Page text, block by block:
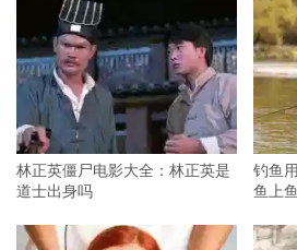
林正英僵尸电影大全：林正英是
道士出身吗
钓鱼
鱼上